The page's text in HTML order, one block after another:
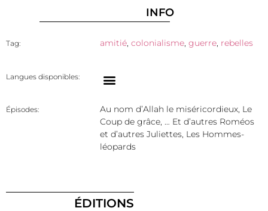
INFO
Tag: amitié, colonialisme, guerre, rebelles
Langues disponibles:
Épisodes:
Au nom d’Allah le miséricordieux, Le
Coup de grâce, … Et d’autres Roméos
et d’autres Juliettes, Les Hommes-
léopards
ÉDITIONS